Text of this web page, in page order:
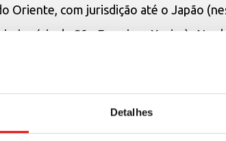
Detalhes
Oriente, com jurisdição até o Japão
de São Francisco Xavier).
convento do Carmo, mas os
Na área da primitiva igreja
Pérsia. Agora, para a solene
outras Províncias da Ordem muitos